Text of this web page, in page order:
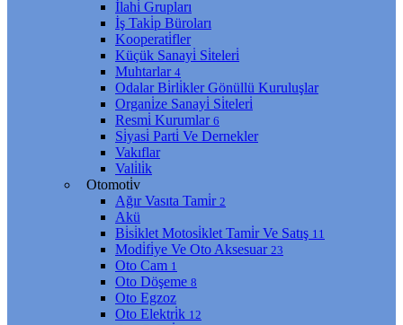
İlahi̇ Grupları
İş Taki̇p Büroları
Kooperati̇fler
Küçük Sanayi̇ Si̇teleri̇
Muhtarlar 4
Odalar Bi̇rli̇kler Gönüllü Kuruluşlar
Organi̇ze Sanayi̇ Si̇teleri̇
Resmi̇ Kurumlar 6
Si̇yasi̇ Parti̇ Ve Dernekler
Vakıflar
Vali̇li̇k
Otomoti̇v
Ağır Vasıta Tami̇r 2
Akü
Bi̇si̇klet Motosi̇klet Tami̇r Ve Satış 11
Modi̇fi̇ye Ve Oto Aksesuar 23
Oto Cam 1
Oto Döşeme 8
Oto Egzoz
Oto Elektri̇k 12